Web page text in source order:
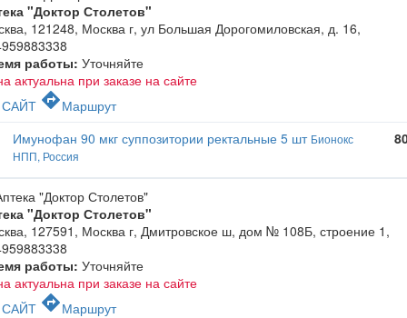
"Доктор Столетов"
121248, Москва г, ул Большая Дорогомиловская, д. 16,
работы: Уточняйте
актуальна при заказе на сайте
САЙТ directionsМаршрут
Имунофан 90 мкг суппозитории ректальные 5 шт Бионокс
НПП, Россия
"Доктор Столетов"
127591, Москва г, Дмитровское ш, дом № 108Б, строение 1 ,
работы: Уточняйте
актуальна при заказе на сайте
САЙТ directionsМаршрут